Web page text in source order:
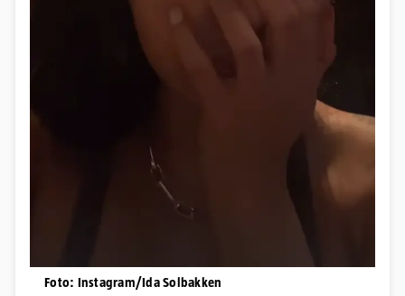
Foto: Instagram/Ida Solbakken